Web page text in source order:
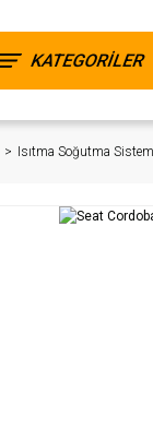
KATEGORİLER
Isıtma Soğutma